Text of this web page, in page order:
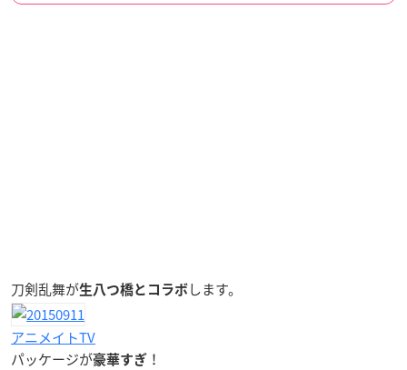
刀剣乱舞が生八つ橋とコラボ します。
アニメイトTV
パッケージが豪華すぎ ！